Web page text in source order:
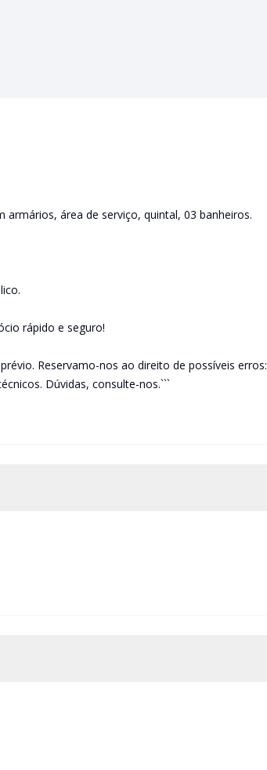
área de serviço, quintal, 03 banheiros.
rápido e seguro!
Reservamo-nos ao direito de possíveis erros:
Dúvidas, consulte-nos.```